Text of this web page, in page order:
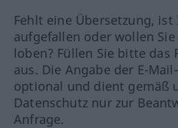
Fehlt eine Übersetzung,
aufgefallen oder wollen
loben? Füllen Sie bitte das
aus. Die Angabe der E-
optional und dient gemäß
Datenschutz nur zur
Anfrage.